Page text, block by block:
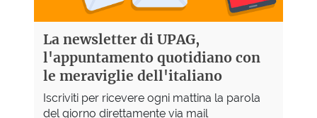
La newsletter di UPAG,
l'appuntamento quotidiano con
le meraviglie dell'italiano
Iscriviti per ricevere ogni mattina la parola
del giorno direttamente via mail